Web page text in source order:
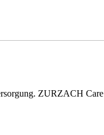
ZURZACH